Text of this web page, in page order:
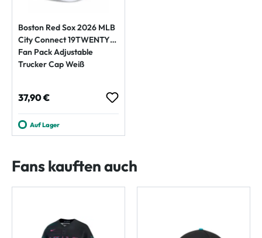
Boston Red Sox 2026 MLB
City Connect 19TWENTY
Fan Pack Adjustable
Trucker Cap Weiß
Regulärer Preis:
37,90 €
Auf Lager
Fans kauften auch